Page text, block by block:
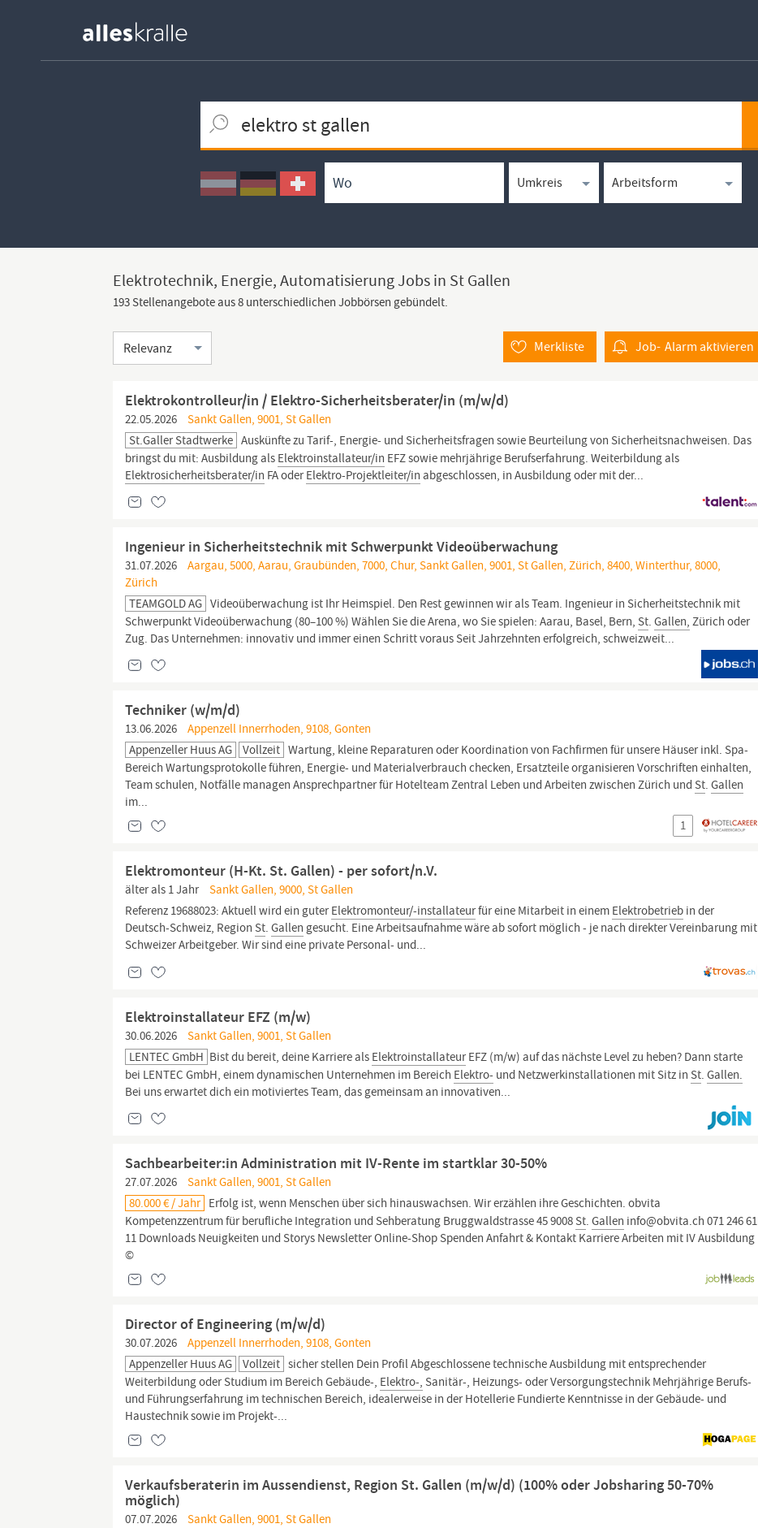
Ortssuche
Umkreissuche
Arbeitsform
Elektrotechnik, Energie, Automatisierung Jobs in St Gallen
193 Stellenangebote aus 8 unterschiedlichen Jobbörsen gebündelt.
Sortierung Job- Alarmaktivieren
Merkliste
Elektrokontrolleur/in / Elektro-Sicherheitsberater/in (m/w/d)
22.05.2026
Sankt Gallen, 9001, St Gallen
St.Galler Stadtwerke Auskünfte zu Tarif-, Energie- und Sicherheitsfragen sowie Beurteilung von Sicherheitsnachweisen. Das
bringst du mit: Ausbildung als Elektroinstallateur/in EFZ sowie mehrjährige Berufserfahrung. Weiterbildung als
Elektrosicherheitsberater/in FA oderElektro-Projektleiter/in abgeschlossen, in Ausbildung oder mit der...
Ingenieur in Sicherheitstechnik mit Schwerpunkt Videoüberwachung
31.07.2026
Aargau, 5000, Aarau, Graubünden, 7000, Chur, Sankt Gallen, 9001, St Gallen, Zürich, 8400, Winterthur, 8000,
Zürich
TEAMGOLD AG Videoüberwachung ist Ihr Heimspiel. Den Rest gewinnen wir als Team. Ingenieur in Sicherheitstechnik mit
Schwerpunkt Videoüberwachung (80–100 %) Wählen Sie die Arena, wo Sie spielen: Aarau, Basel, Bern, St.Gallen, Zürich oder
Zug. Das Unternehmen: innovativ und immer einen Schritt voraus Seit Jahrzehnten erfolgreich, schweizweit...
Techniker (w/m/d)
13.06.2026
Appenzell Innerrhoden, 9108, Gonten
Appenzeller Huus AG
Vollzeit Wartung, kleine Reparaturen oder Koordination von Fachfirmen für unsere Häuser inkl. Spa-
Bereich Wartungsprotokolle führen, Energie- und Materialverbrauch checken, Ersatzteile organisieren Vorschriften einhalten,
Team schulen, Notfälle managen Ansprechpartner für Hotelteam Zentral Leben und Arbeiten zwischen Zürich und St.Gallen
im...
1
Elektromonteur (H-Kt. St. Gallen) - per sofort/n.V.
älter als 1 Jahr
Sankt Gallen, 9000, St Gallen
Referenz 19688023: Aktuell wird ein guterElektromonteur/-installateurfür eine Mitarbeit in einem Elektrobetrieb in der
Deutsch-Schweiz, Region St.Gallen gesucht. Eine Arbeitsaufnahme wäre ab sofort möglich - je nach direkter Vereinbarung mit
Schweizer Arbeitgeber. Wir sind eine private Personal- und...
Elektroinstallateur EFZ (m/w)
30.06.2026
Sankt Gallen, 9001, St Gallen
LENTEC GmbH Bist du bereit, deine Karriere als ElektroinstallateurEFZ (m/w) auf das nächste Level zu heben? Dann starte
bei LENTEC GmbH, einem dynamischen Unternehmen im Bereich Elektro- und Netzwerkinstallationen mit Sitz in St.Gallen.
Bei uns erwartet dich ein motiviertes Team, das gemeinsam an innovativen...
Sachbearbeiter:in Administration mit IV-Rente im startklar 30-50%
27.07.2026
Sankt Gallen, 9001, St Gallen
80.000 € / Jahr Erfolg ist, wenn Menschen über sich hinauswachsen. Wir erzählen ihre Geschichten. obvita
Kompetenzzentrum für berufliche Integration und Sehberatung Bruggwaldstrasse 45 9008 St.Gallen info@obvita.ch 071 246 61
11 Downloads Neuigkeiten und Storys Newsletter Online-Shop Spenden Anfahrt & Kontakt Karriere Arbeiten mit IV Ausbildung
©
Director of Engineering (m/w/d)
30.07.2026
Appenzell Innerrhoden, 9108, Gonten
Appenzeller Huus AG
Vollzeit sicher stellen Dein Profil Abgeschlossene technische Ausbildung mit entsprechender
Weiterbildung oder Studium im Bereich Gebäude-, Elektro-, Sanitär-, Heizungs- oder Versorgungstechnik Mehrjährige Berufs-
und Führungserfahrung im technischen Bereich, idealerweise in der Hotellerie Fundierte Kenntnisse in der Gebäude- und
Haustechnik sowie im Projekt-...
Verkaufsberaterin im Aussendienst, Region St. Gallen (m/w/d) (100% oder Jobsharing 50-70%
möglich)
07.07.2026
Sankt Gallen, 9001, St Gallen